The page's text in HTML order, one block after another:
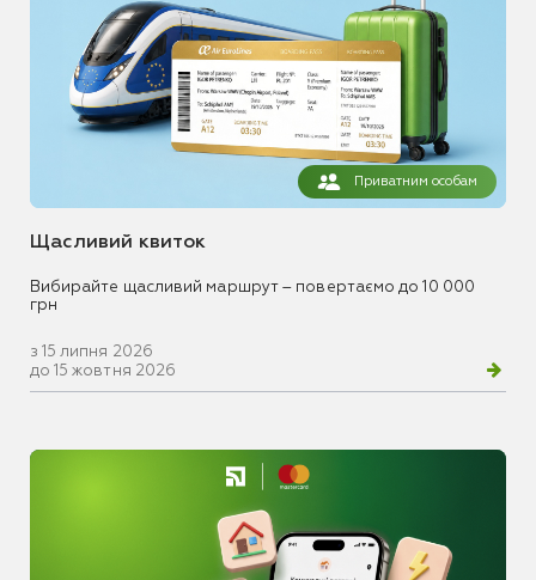
Приватним особам
Щасливий квиток
Вибирайте щасливий маршрут – повертаємо до 10 000
грн
з 15 липня 2026
до 15 жовтня 2026